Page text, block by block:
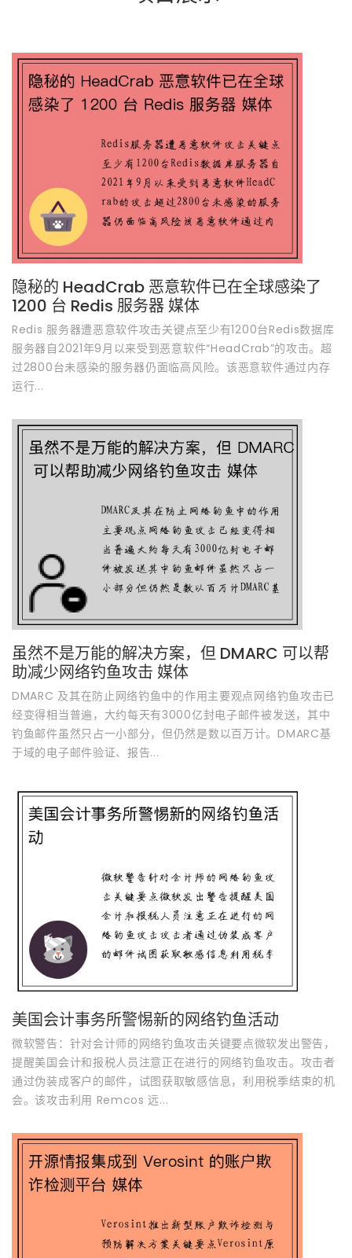
隐秘的 HeadCrab 恶意软件已在全球感染了
1200 台 Redis 服务器 媒体
Redis 服务器遭恶意软件攻击关键点至少有1200台Redis数据库
服务器自2021年9月以来受到恶意软件“HeadCrab”的攻击。超
过2800台未感染的服务器仍面临高风险。该恶意软件通过内存
运行...
虽然不是万能的解决方案，但 DMARC 可以帮
助减少网络钓鱼攻击 媒体
DMARC 及其在防止网络钓鱼中的作用主要观点网络钓鱼攻击已
经变得相当普遍，大约每天有3000亿封电子邮件被发送，其中
钓鱼邮件虽然只占一小部分，但仍然是数以百万计。DMARC基
于域的电子邮件验证、报告...
美国会计事务所警惕新的网络钓鱼活动
微软警告：针对会计师的网络钓鱼攻击关键要点微软发出警告，
提醒美国会计和报税人员注意正在进行的网络钓鱼攻击。攻击者
通过伪装成客户的邮件，试图获取敏感信息，利用税季结束的机
会。该攻击利用 Remcos 远...